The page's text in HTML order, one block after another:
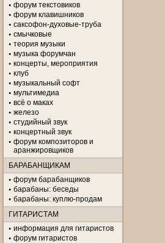
форум текстовиков
форум клавишников
саксофон-духовые-труба
смычковые
теория музыки
музыка форумчан
концерты, мероприятия
клуб
музыкальный софт
мультимедиа
всё о маках
железо
студийный звук
концертный звук
форум композиторов и
аранжировщиков
БАРАБАНЩИКАМ
форум барабанщиков
барабаны: беседы
барабаны: куплю-продам
ГИТАРИСТАМ
информация для гитаристов
форум гитаристов